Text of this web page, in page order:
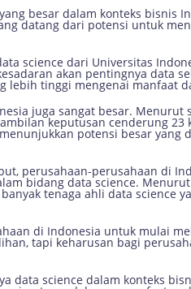
besar dalam konteks bisnis
datang dari potensi untuk
science dari Universitas
akan pentingnya data
lebih tinggi mengenai manfaat
juga sangat besar. Menurut
keputusan cenderung
potensi besar
perusahaan-perusahaan di
bidang data science.
tenaga ahli data science
di Indonesia untuk mulai
tapi keharusan bagi
data science dalam konteks